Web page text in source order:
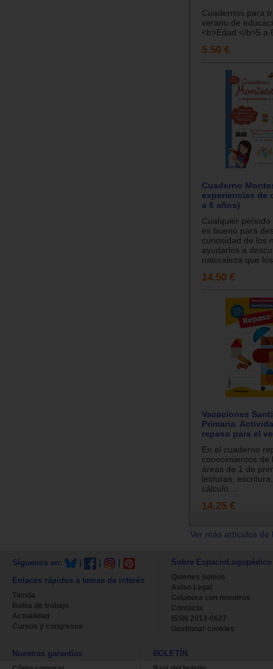
Cuadernos para
verano de
<b>Edad:</b>5 a
5.50 €
Cuaderno
experiencias de
a 6 años)
Cualquier
es bueno para
curiosidad de los
ayudarlos a
naturaleza que
14.50 €
Vacaciones
Primaria.
repaso para el
En el cuaderno
conocimientos de
áreas de 1 de
lecturas,
cálculo....
14.25 €
Ver más artículos
Síguenos en:
Enlaces rápidos a temas de interés
Tienda
Bolsa de trabajo
Actualidad
Cursos y congresos
Sobre EspacioLogopédico
Quienes somos
Aviso Legal
Colabora con nosotros
Contacta
ISSN 2013-0627
Gestionar cookies
Nuestras garantías BOLETÍN